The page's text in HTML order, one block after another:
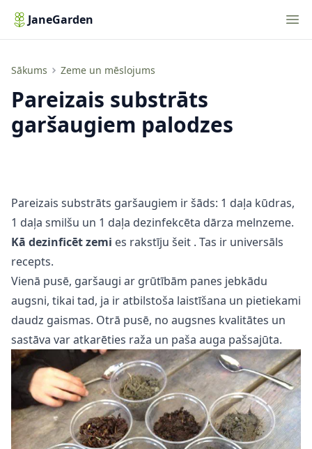
JaneGarden
Sākums Zeme un mēslojums
Pareizais substrāts garšaugiem palodzes
Pareizais substrāts
garšaugiem palodzes
Pareizais substrāts garšaugiem ir šāds: 1 daļa kūdras,
1 daļa smilšu un 1 daļa dezinfekcēta dārza melnzeme.
Kā dezinficēt zemi es rakstīju šeit . Tas ir universāls
recepts.
Vienā pusē, garšaugi ar grūtībām panes jebkādu
augsni, tikai tad, ja ir atbilstoša laistīšana un pietiekami
daudz gaismas. Otrā pusē, no augsnes kvalitātes un
sastāva var atkarēties raža un paša auga pašsajūta.